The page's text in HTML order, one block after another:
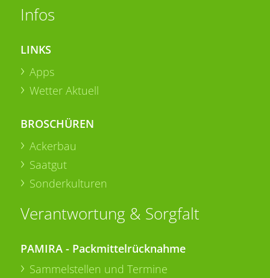
Infos
LINKS
Apps
Wetter Aktuell
BROSCHÜREN
Ackerbau
Saatgut
Sonderkulturen
Verantwortung & Sorgfalt
PAMIRA - Packmittelrücknahme
Sammelstellen und Termine